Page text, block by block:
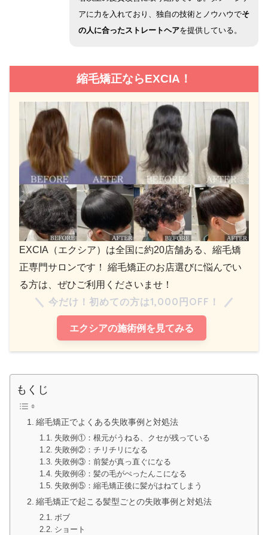
アに力を入れており、独自の技術とノウハウでそ
の人に合ったストレートヘアを提供している。
縮毛矯正ならEXCIA！
EXCIA（エクシア）は全国に約20店舗ある、縮毛矯
正専門サロンです！ 縮毛矯正のお店選びに悩んでい
る方は、ぜひご利用くださいませ！
今だけ！初めての方は1,000円OFF！
エクシアの施術例を見てみる
もくじ
縮毛矯正でよくある失敗事例と対処法
失敗例①：根元がうねる、クセが残っている
失敗例②：チリチリになる
失敗例③：前髪が真っ直ぐになる
失敗例④：髪の毛がぺったんこになる
失敗例⑤：縮毛矯正後に髪がはねてしまう
縮毛矯正で起こる髪型ごとの失敗事例と対処法
ボブ
ショート